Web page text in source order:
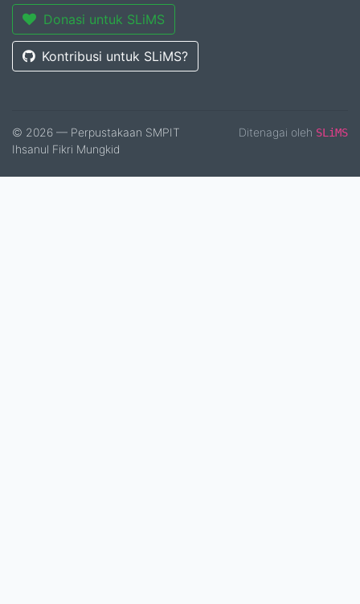
Donasi untuk SLiMS
Kontribusi untuk SLiMS?
© 2026 — Perpustakaan SMPIT
Ihsanul Fikri Mungkid
Ditenagai oleh SLiMS